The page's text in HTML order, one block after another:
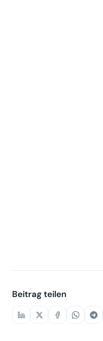
Beitrag teilen